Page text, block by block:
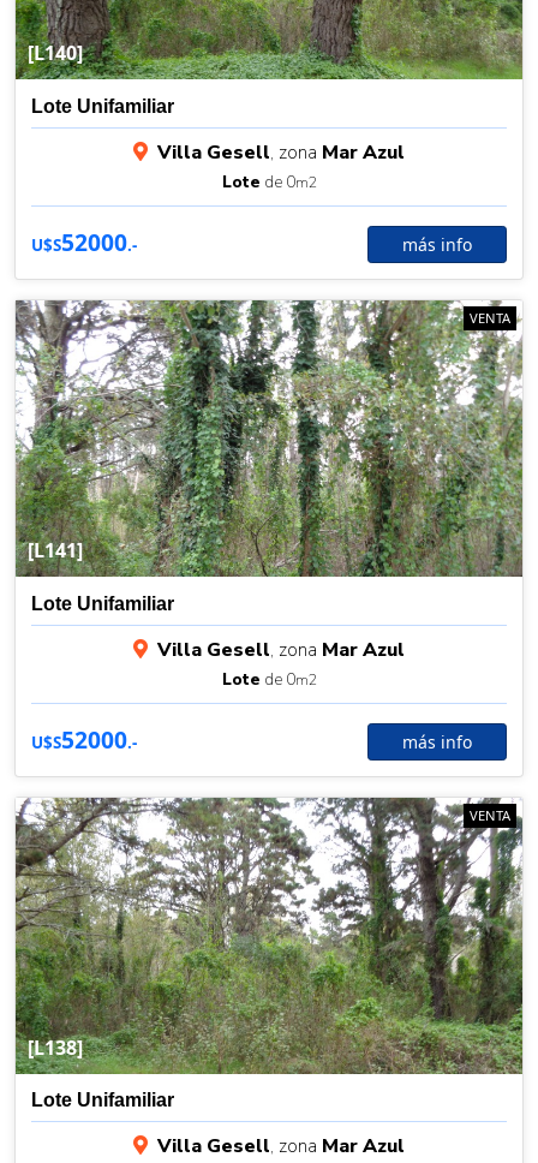
[L140]
Lote Unifamiliar
Villa Gesell, zona Mar Azul
Lote de 0m2
U$S52000.- más info
[L141]
VENTA
Lote Unifamiliar
Villa Gesell, zona Mar Azul
Lote de 0m2
U$S52000.- más info
[L138]
VENTA
Lote Unifamiliar
Villa Gesell, zona Mar Azul